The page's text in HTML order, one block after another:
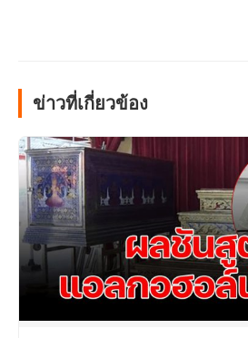
ข่าวที่เกี่ยวข้อง